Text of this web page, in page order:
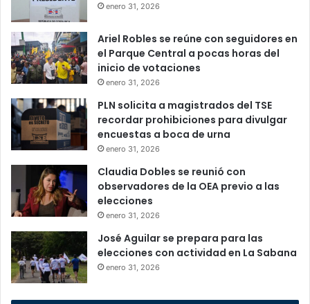
enero 31, 2026
Ariel Robles se reúne con seguidores en
el Parque Central a pocas horas del
inicio de votaciones
enero 31, 2026
PLN solicita a magistrados del TSE
recordar prohibiciones para divulgar
encuestas a boca de urna
enero 31, 2026
Claudia Dobles se reunió con
observadores de la OEA previo a las
elecciones
enero 31, 2026
José Aguilar se prepara para las
elecciones con actividad en La Sabana
enero 31, 2026